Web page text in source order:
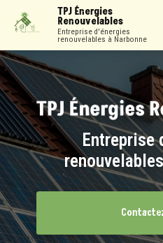
contenu
TPJ Énergies
Renouvelables
Entreprise d'énergies
renouvelables à Narbonne
Entreprise